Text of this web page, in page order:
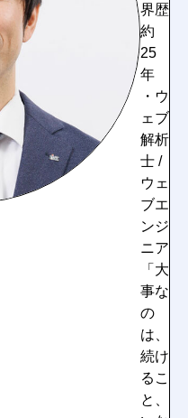
界歴
約
25
年
・ウ
ェブ
解析
士 /
ウェ
ブエ
ンジ
ニア
「大
事な
の
は、
続け
るこ
と、